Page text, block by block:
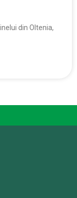
din Oltenia,